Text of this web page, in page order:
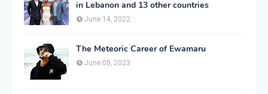
in Lebanon and 13 other countries
June 14, 2022
The Meteoric Career of Ewamaru
June 08, 2023